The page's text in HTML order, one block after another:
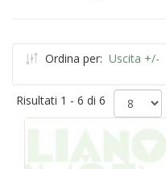
Ordina per: Uscita +/-
Risultati 1 - 6 di 6